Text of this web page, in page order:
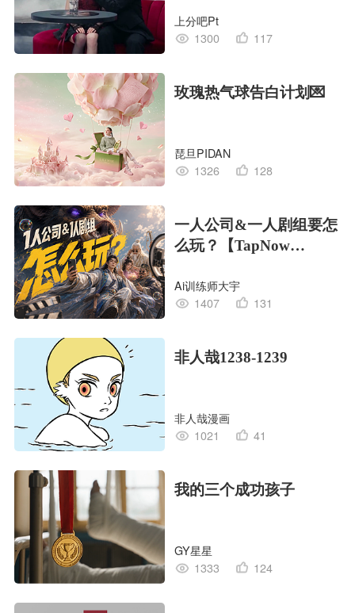
上分吧Pt
1300
117
玫瑰热气球告白计划💌
琵旦PIDAN
1326
128
一人公司&一人剧组要怎
么玩？【TapNow
Ai训练师大宇
1407
131
非人哉1238-1239
非人哉漫画
1021
41
我的三个成功孩子
GY星星
1333
124